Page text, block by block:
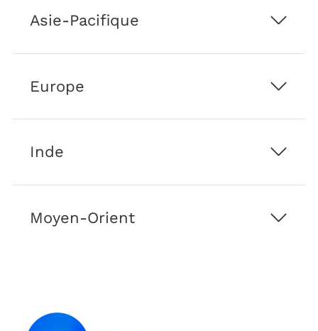
Technip
et
ses
sociétés
Asie-Pacifique
Europe
Inde
Moyen-Orient